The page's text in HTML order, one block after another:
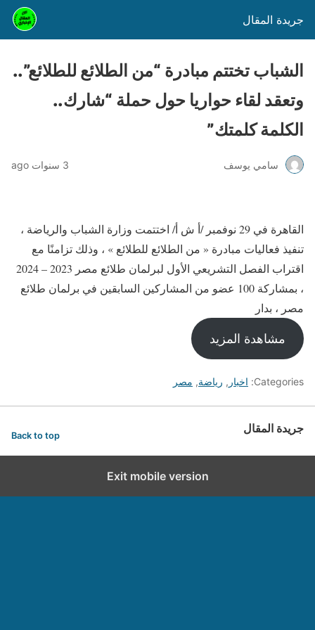
جريدة المقال
الشباب تختتم مبادرة “من الطلائع للطلائع”..
وتعقد لقاء حواريا حول حملة “شارك..
الكلمة كلمتك”
سامي يوسف 3 سنوات ago
القاهرة في 29 نوفمبر /أ ش أ/ اختتمت وزارة الشباب والرياضة ،
تنفيذ فعاليات مبادرة « من الطلائع للطلائع » ، وذلك تزامنًا مع
اقتراب الفصل التشريعي الأول لبرلمان طلائع مصر 2023 – 2024
، بمشاركة 100 عضو من المشاركين السابقين في برلمان طلائع
مصر ، بدار
مشاهدة المزيد
Categories: اخبار , رياضة, مصر
جريدة المقال Back to top
Exit mobile version